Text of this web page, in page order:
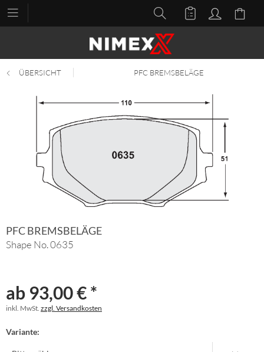
ÜBERSICHT PFC BREMSBELÄGE
PFC BREMSBELÄGE
Shape No. 0635
ab 93,00 € *
inkl. MwSt. zzgl. Versandkosten
Variante: